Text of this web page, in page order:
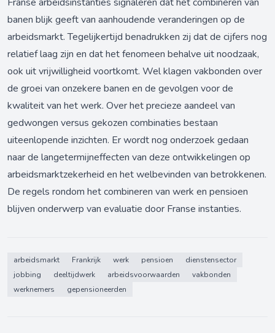
banen blijk geeft van aanhoudende veranderingen op de
arbeidsmarkt. Tegelijkertijd benadrukken zij dat de cijfers nog
relatief laag zijn en dat het fenomeen behalve uit noodzaak,
ook uit vrijwilligheid voortkomt. Wel klagen vakbonden over
de groei van onzekere banen en de gevolgen voor de
kwaliteit van het werk. Over het precieze aandeel van
gedwongen versus gekozen combinaties bestaan
uiteenlopende inzichten. Er wordt nog onderzoek gedaan
naar de langetermijneffecten van deze ontwikkelingen op
arbeidsmarktzekerheid en het welbevinden van betrokkenen.
De regels rondom het combineren van werk en pensioen
blijven onderwerp van evaluatie door Franse instanties.
arbeidsmarkt Frankrijk werk pensioen
dienstensector
jobbing
deeltijdwerk arbeidsvoorwaarden
vakbonden
werknemers
gepensioneerden